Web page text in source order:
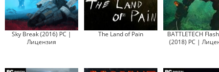
Sky Break (2016) PC |
Лицензия
The Land of Pain
BATTLETECH
(2018) PC |